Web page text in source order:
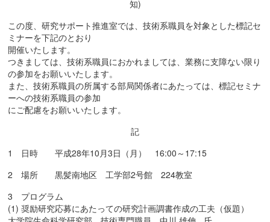
知)
この度、研究サポート推進室では、技術系職員を対象とした標記セ
ミナーを下記のとおり
開催いたします。
つきましては、技術系職員におかれましては、業務に支障ない限り
の参加をお願いいたします。
また、技術系職員の所属する部局関係者にあたっては、標記セミナ
ーへの技術系職員の参加
にご配慮をお願いいたします。
記
1 日時 平成28年10月3日（月） 16:00～17:15
2 場所 黒髪南地区 工学部2号館 224教室
3 プログラム
(1) 奨励研究応募にあたっての研究計画調書作成の工夫（仮題）
寄附講座